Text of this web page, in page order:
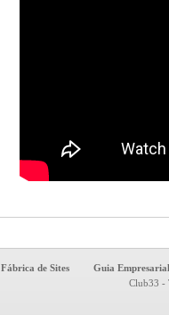
Fábrica de Sites
Guia
Club33 -